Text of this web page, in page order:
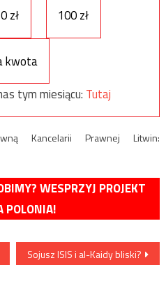
zł 100 zł
kwota
tym miesiącu: Tutaj
Kancelarii Prawnej Litwin:
WESPRZYJ PROJEKT
POLONIA!
Sojusz ISIS i al-Kaidy bliski?